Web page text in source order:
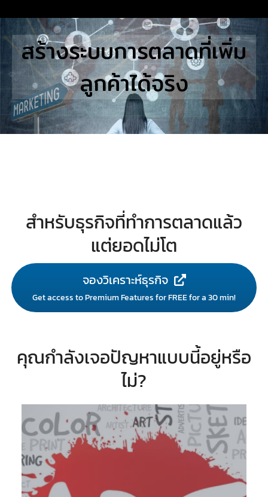
to
content
STUDIES
Search
for:สร้างระบบการตลาดที่เพิ่ม
ลูกค้าได้จริง
สำหรับธุรกิจที่ทำการตลาดแล้ว
แต่ยอดไม่โต
จองวิเคราะห์ธุรกิจ
Get access to Premium Features for FREE for a 30 min!
คุณกำลังเจอปัญหาแบบนี้อยู่หรือ
ไม่?